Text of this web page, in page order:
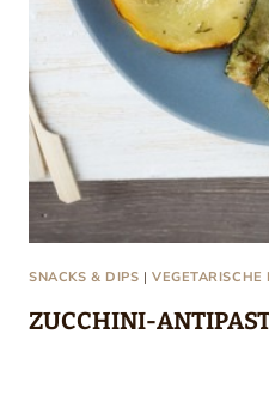
SNACKS & DIPS | VEGETARISCHE
ZUCCHINI-